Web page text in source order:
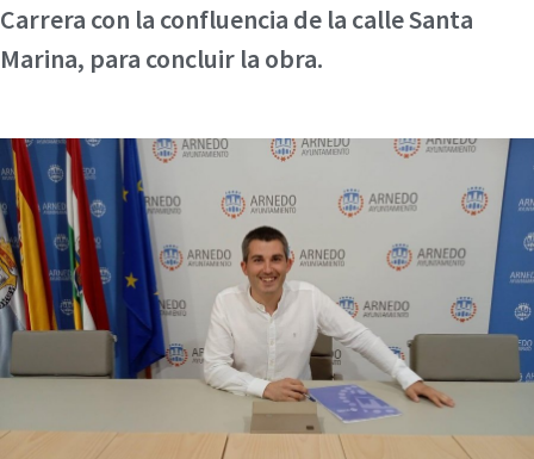
Carrera con la confluencia de la calle Santa
Marina, para concluir la obra.